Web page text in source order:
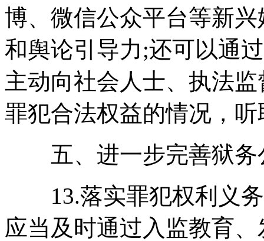
博、微信公众平台等新
和舆论引导力;还可以通
主动向社会人士、执法
罪犯合法权益的情况，
五、进一步完善狱务
13.落实罪犯权利义务
应当及时通过入监教育